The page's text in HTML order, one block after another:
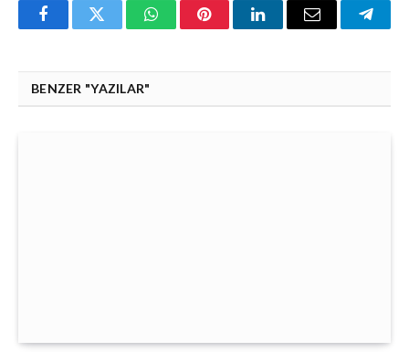
FacebookTwitter WhatsAppPinterestLinkedin'de
Email
BENZER "YAZILAR"